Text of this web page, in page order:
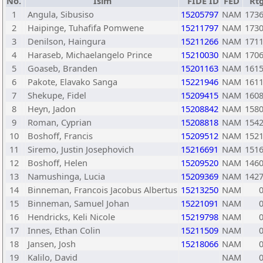
1
Angula, Sibusiso 15205797 NAM 1736
2
Haipinge, Tuhafifa Pomwene 15211797 NAM 1730
3
Denilson, Haingura 15211266 NAM 1711
4
Haraseb, Michaelangelo Prince 15210030 NAM 1706
5
Goaseb, Branden 15201163 NAM 1615
6
Pakote, Elavako Sanga 15221946 NAM 1611
7
Shekupe, Fidel 15209415 NAM 1608
8
Heyn, Jadon 15208842 NAM 1580
9
Roman, Cyprian 15208818 NAM 1542
10
Boshoff, Francis 15209512 NAM 1521
11
Siremo, Justin Josephovich 15216691 NAM 1516
12
Boshoff, Helen 15209520 NAM 1460
13
Namushinga, Lucia 15209369 NAM 1427
14
Binneman, Francois Jacobus Albertus 15213250 NAM
0
15
Binneman, Samuel Johan 15221091 NAM
0
16
Hendricks, Keli Nicole 15219798 NAM
0
17
Innes, Ethan Colin 15211509 NAM
0
18
Jansen, Josh 15218066 NAM
0
19
Kalilo, David NAM 0